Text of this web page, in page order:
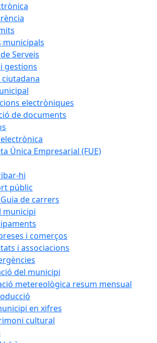
municipals
Serveis
gestions
ciutadana
electròniques
de documents
Única Empresarial (FUE)
hi
públic
de carrers
municipi
i comerços
i associacions
del municipi
metereològica resum mensual
en xifres
cultural